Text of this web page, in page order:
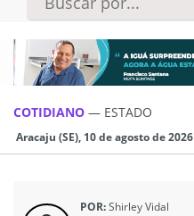
COTIDIANO — ESTADO
Aracaju (SE), 10 de agosto de 2026
POR:Shirley Vidal